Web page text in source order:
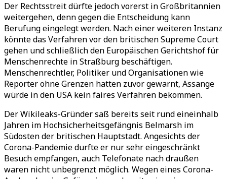
Der Rechtsstreit dürfte jedoch vorerst in Großbritannien
weitergehen, denn gegen die Entscheidung kann
Berufung eingelegt werden. Nach einer weiteren Instanz
könnte das Verfahren vor den britischen Supreme Court
gehen und schließlich den Europäischen Gerichtshof für
Menschenrechte in Straßburg beschäftigen.
Menschenrechtler, Politiker und Organisationen wie
Reporter ohne Grenzen hatten zuvor gewarnt, Assange
würde in den USA kein faires Verfahren bekommen.
Der Wikileaks-Gründer saß bereits seit rund eineinhalb
Jahren im Hochsicherheitsgefängnis Belmarsh im
Südosten der britischen Hauptstadt. Angesichts der
Corona-Pandemie durfte er nur sehr eingeschränkt
Besuch empfangen, auch Telefonate nach draußen
waren nicht unbegrenzt möglich. Wegen eines Corona-